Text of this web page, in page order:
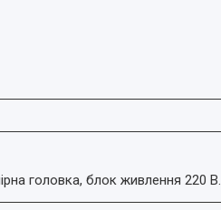
головка, блок живлення 220 В.